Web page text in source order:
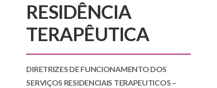
RESIDÊNCIA
TERAPÊUTICA
DIRETRIZES DE FUNCIONAMENTO DOS
SERVIÇOS RESIDENCIAIS TERAPEUTICOS –